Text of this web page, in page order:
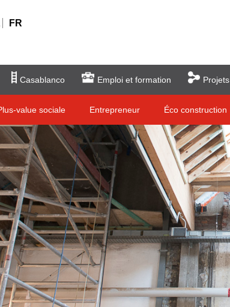
FR
Casablanco Emploi et formation Projets
value sociale Entrepreneur Éco construction